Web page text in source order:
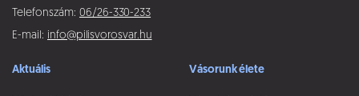
Telefonszám: 06/26-330-233
E-mail: info@pilisvorosvar.hu
Aktuális Vásorunk élete